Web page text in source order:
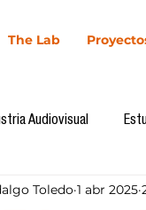
The Lab
Audiovisual
Cultura Digital
Toledo 1 abr 2025